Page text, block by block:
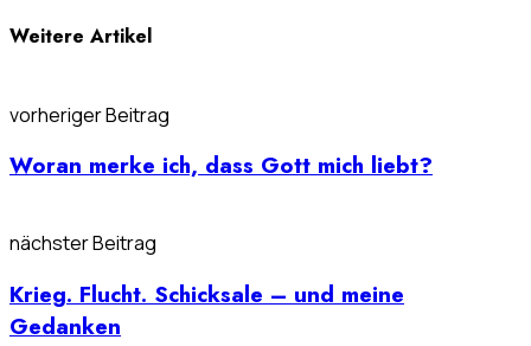
Weitere Artikel
vorheriger Beitrag
Woran merke ich, dass Gott mich liebt?
nächster Beitrag
Krieg. Flucht. Schicksale – und meine
Gedanken